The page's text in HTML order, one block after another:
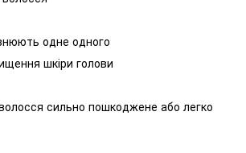
одне одного
шкіри голови
сильно пошкоджене або легко